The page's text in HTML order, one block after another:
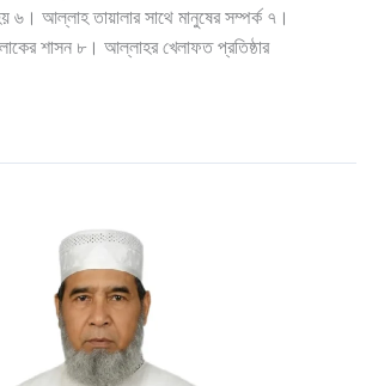
৬। আল্লাহ তায়ালার সাথে মানুষের সম্পর্ক ৭।
শাসন ৮। আল্লাহর খেলাফত প্রতিষ্ঠার